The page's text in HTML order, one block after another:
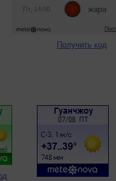
Получить код